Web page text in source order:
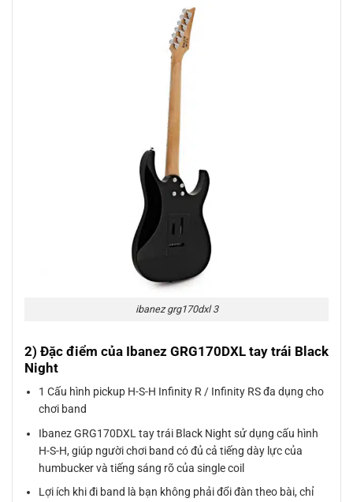
ibanez grg170dxl 3
2) Đặc điểm của Ibanez GRG170DXL tay trái Black
Night
1 Cấu hình pickup H-S-H Infinity R / Infinity RS đa dụng cho
chơi band
Ibanez GRG170DXL tay trái Black Night sử dụng cấu hình
H-S-H, giúp người chơi band có đủ cả tiếng dày lực của
humbucker và tiếng sáng rõ của single coil
Lợi ích khi đi band là bạn không phải đổi đàn theo bài, chỉ